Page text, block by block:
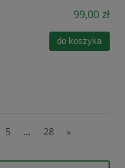
99,00 zł
do koszyka
5 ... 28 »